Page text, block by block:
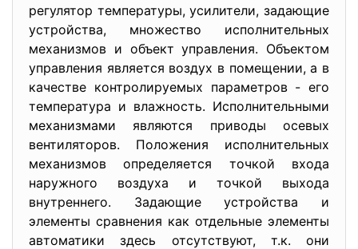
регулятор температуры, усилители, задающие
устройства, множество исполнительных
механизмов и объект управления. Объектом
управления является воздух в помещении, а в
качестве контролируемых параметров - его
температура и влажность. Исполнительными
механизмами являются приводы осевых
вентиляторов. Положения исполнительных
механизмов определяется точкой входа
наружного воздуха и точкой выхода
внутреннего. Задающие устройства и
элементы сравнения как отдельные элементы
автоматики здесь отсутствуют, т.к. они